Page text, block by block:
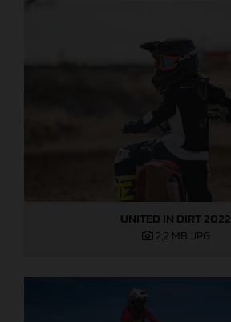
UNITED IN DIRT 2022
2,2 MB .JPG